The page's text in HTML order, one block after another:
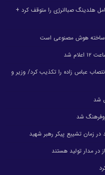
هلدینگ صباانرژی را متوقف کرد +
ساخته هوش مصنوعی است
شد
عباس زاده را تکذیب کرد/ وزیر و
شد
شد
زمان تشییع پیکر رهبر شهید
در مدار تولید هستند